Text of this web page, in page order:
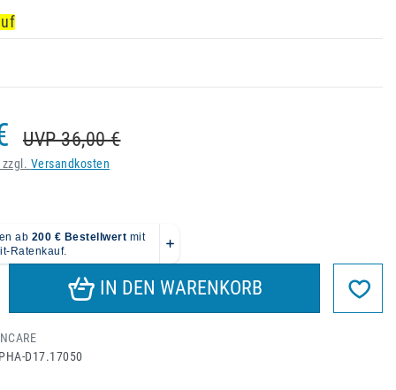
UVP 36,00 €
Versandkosten
IN DEN WARENKORB
D17.17050